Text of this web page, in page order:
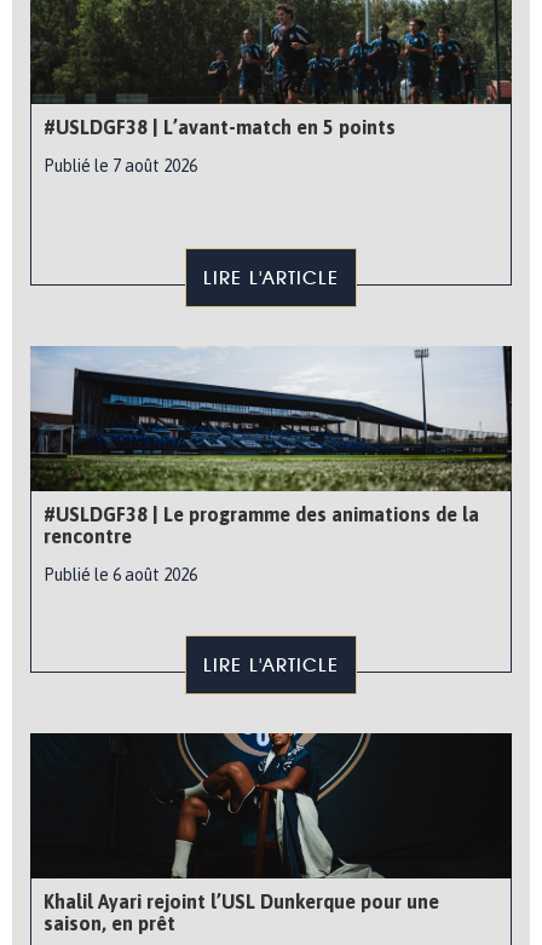
#USLDGF38 | L’avant-match en 5 points
Publié le 7 août 2026
LIRE L'ARTICLE
#USLDGF38 | Le programme des animations de la
rencontre
Publié le 6 août 2026
LIRE L'ARTICLE
Khalil Ayari rejoint l’USL Dunkerque pour une
saison, en prêt